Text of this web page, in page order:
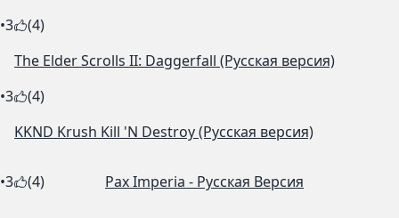
•3
(4)
The Elder Scrolls II: Daggerfall (Русская версия)
•3
(4)
KKND Krush Kill 'N Destroy (Русская версия)
•3 (4) Pax Imperia - Русская Версия